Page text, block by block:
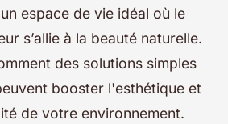
espace de vie idéal où le
s’allie à la beauté naturelle.
des solutions simples
booster l'esthétique et
de votre environnement.